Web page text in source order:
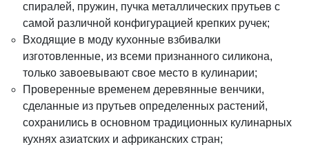
спиралей, пружин, пучка металлических прутьев с
самой различной конфигурацией крепких ручек;
Входящие в моду кухонные взбивалки
изготовленные, из всеми признанного силикона,
только завоевывают свое место в кулинарии;
Проверенные временем деревянные венчики,
сделанные из прутьев определенных растений,
сохранились в основном традиционных кулинарных
кухнях азиатских и африканских стран;